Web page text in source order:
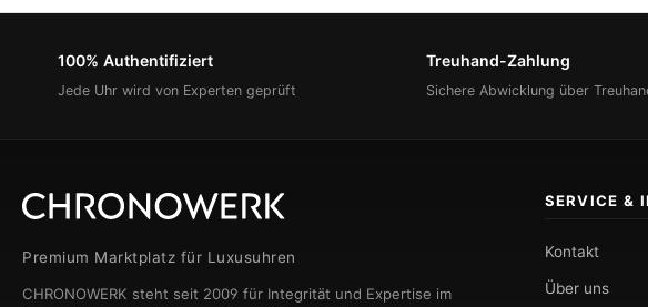
100% Authentifiziert
Jede Uhr wird von Experten geprüft
Treuhand-Zahlung
Sichere Abwicklung über
Premium Marktplatz für Luxusuhren
CHRONOWERK steht seit 2009 für Integrität und Expertise im
SERVICE &
Kontakt
Über uns